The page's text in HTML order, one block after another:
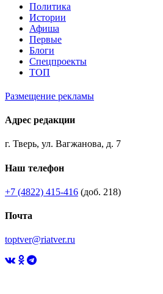
Политика
Истории
Афиша
Первые
Блоги
Спецпроекты
ТОП
Размещение рекламы
Адрес редакции
г. Тверь, ул. Вагжанова, д. 7
Наш телефон
+7 (4822) 415-416 (доб. 218)
Почта
toptver@riatver.ru